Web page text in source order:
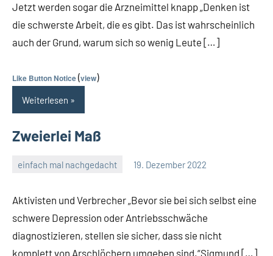
Jetzt werden sogar die Arzneimittel knapp „Denken ist
die schwerste Arbeit, die es gibt. Das ist wahrscheinlich
auch der Grund, warum sich so wenig Leute […]
Like Button Notice(view)
Weiterlesen
Zweierlei Maß
einfach mal nachgedacht 19. Dezember 2022
Aktivisten und Verbrecher „Bevor sie bei sich selbst eine
schwere Depression oder Antriebsschwäche
diagnostizieren, stellen sie sicher, dass sie nicht
komplett von Arschlöchern umgeben sind.“Sigmund […]